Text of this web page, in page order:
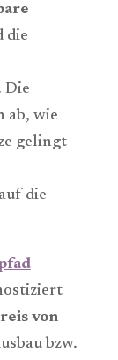
die
Die
ab, wie
gelingt
die
von
bzw.